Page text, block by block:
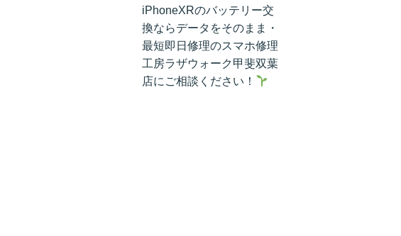
iPhoneXRのバッテリー交
換ならデータをそのまま・
最短即日修理のスマホ修理
工房ラザウォーク甲斐双葉
店にご相談ください！